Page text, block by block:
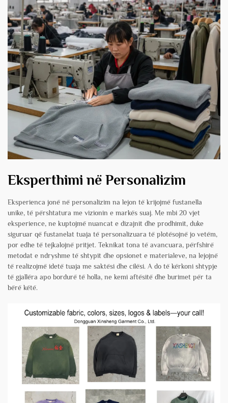
Eksperthimi në Personalizim
Eksperienca jonë në personalizim na lejon të krijojmë fustanella
unike, të përshtatura me vizionin e markës suaj. Me mbi 20 vjet
eksperience, ne kuptojmë nuancat e dizajnit dhe prodhimit, duke
siguruar që fustanelat tuaja të personalizuara të plotësojnë jo vetëm,
por edhe të tejkalojnë pritjet. Teknikat tona të avancuara, përfshirë
metodat e ndryshme të shtypit dhe opsionet e materialeve, na lejojnë
të realizojmë idetë tuaja me saktësi dhe cilësi. A do të kërkoni shtypje
të gjallëra apo bordurë të holla, ne kemi aftësitë dhe burimet për ta
bërë këtë.